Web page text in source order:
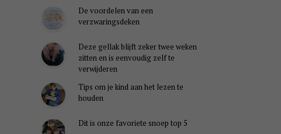
De voordelen van een
verzwaringsdeken
Deze gellak blijft zeker twee weken
zitten en is eenvoudig zelf te
verwijderen
Tips om je kind aan het lezen te
houden
Dit is onze favoriete snoep top 5